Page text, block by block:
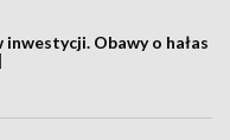
inwestycji. Obawy o hałas